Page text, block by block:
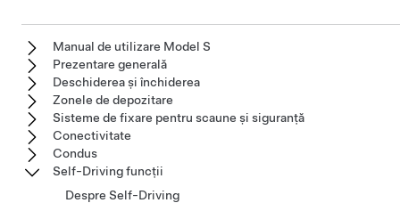
Manual de utilizare Model S
Prezentare generală
Deschiderea și închiderea
Zonele de depozitare
Sisteme de fixare pentru scaune și siguranță
Conectivitate
Condus
Self-Driving funcții
Despre Self-Driving